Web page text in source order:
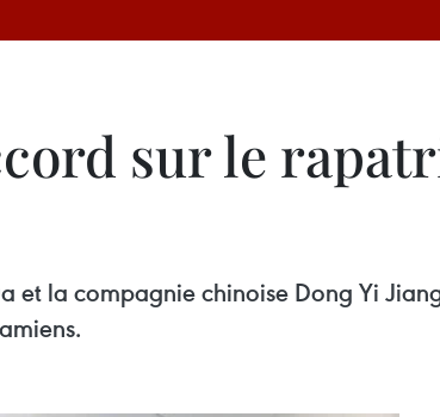
sur le
et la compagnie chinoise Dong Yi